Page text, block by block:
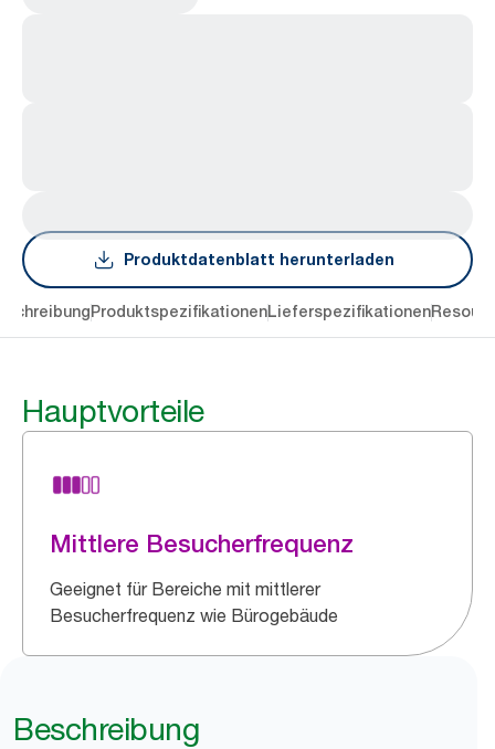
Produktdatenblatt herunterladen
ProduktspezifikationenLieferspezifikationen
Hauptvorteile
Mittlere Besucherfrequenz
Geeignet für Bereiche mit mittlerer
Besucherfrequenz wie Bürogebäude
Beschreibung